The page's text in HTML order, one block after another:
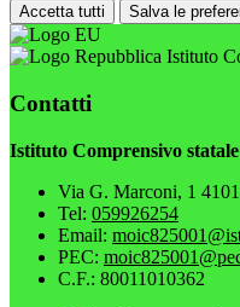
Accetta tutti Salva le
Istituto
Contatti
Istituto Comprensivo
Via G. Marconi, 1
Tel: 059926254
Email:
PEC:
C.F.: 80011010362